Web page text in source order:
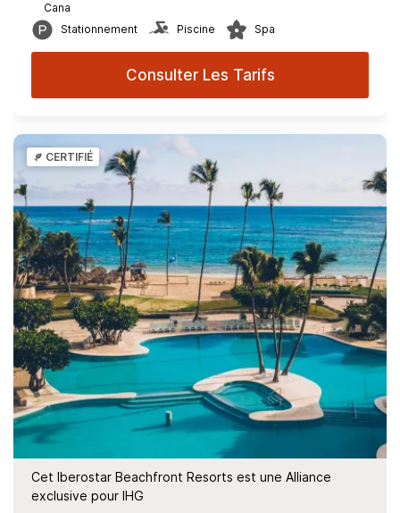
Cana
Stationnement
Piscine Spa
Consulter Les Tarifs
CERTIFIÉ
Cet Iberostar Beachfront Resorts est une Alliance
exclusive pour IHG